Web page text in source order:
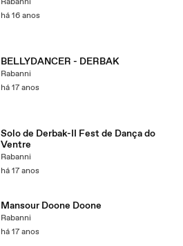
há 16 anos
BELLYDANCER - DERBAK
Rabanni
há 17 anos
Solo de Derbak-II Fest de Dança do
Ventre
Rabanni
há 17 anos
Mansour Doone Doone
Rabanni
há 17 anos